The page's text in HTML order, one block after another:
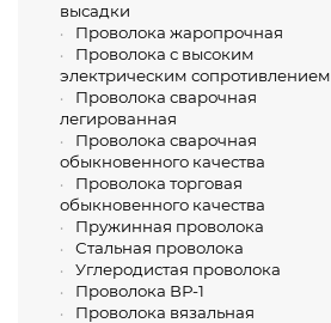
высадки
Проволока жаропрочная
Проволока с высоким
электрическим сопротивлением
Проволока сварочная
легированная
Проволока сварочная
обыкновенного качества
Проволока торговая
обыкновенного качества
Пружинная проволока
Стальная проволока
Углеродистая проволока
Проволока ВР-1
Проволока вязальная